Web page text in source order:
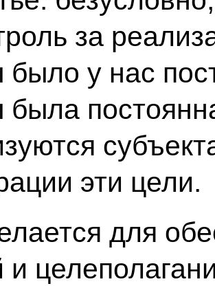
за
было у нас
была
эти цели.
для
и